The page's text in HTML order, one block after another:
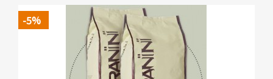
-5%